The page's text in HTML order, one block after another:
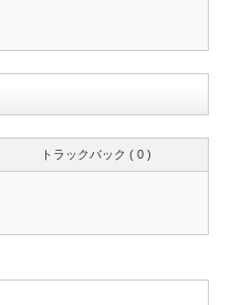
トラックバック ( 0 )